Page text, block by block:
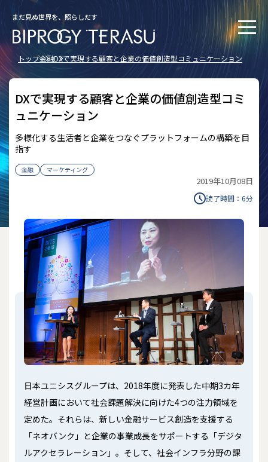
まだ見ぬ世界を、照らしだす
トップ金融DXで実現する顧客と企業の価値創造型コミュニケーション
DXで実現する顧客と企業の価値創造型コミ
ュニケーション
多様化する生活者と企業をつなぐプラットフォームの構築を目
指す
金融 マーケティング
2019年10月08日
読了時間： 6分
日本ユニシスグループは、2018年度に発表した中期3カ年
経営計画において社会課題解決に向けた4つの注力領域を
定めた。それらは、新しい金融サービス創造を支援する
「ネオバンク」と企業の事業成長をサポートする「デジタ
ルアクセラレーション」。そして、社会インフラ分野の課